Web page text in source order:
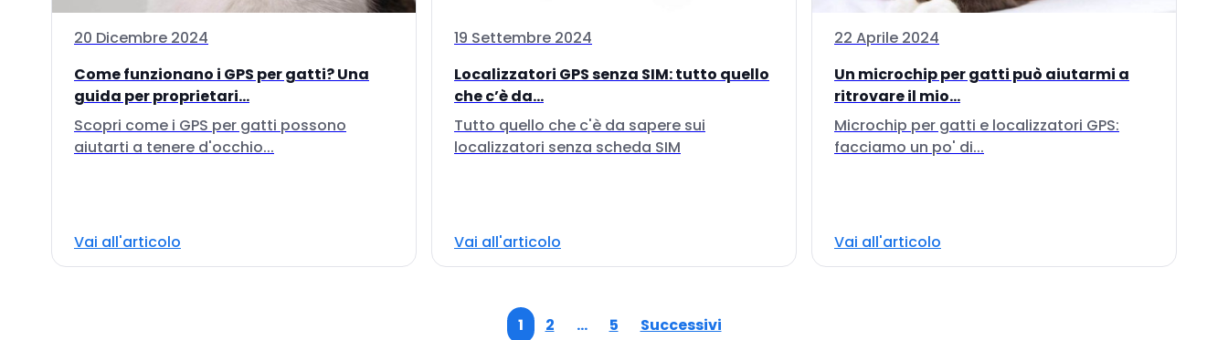
20 Dicembre 2024
Come funzionano i GPS per gatti? Una
guida per proprietari...
Scopri come i GPS per gatti possono
aiutarti a tenere d'occhio...
Vai all'articolo
19 Settembre 2024
Localizzatori GPS senza SIM: tutto quello
che c’è da...
Tutto quello che c'è da sapere sui
localizzatori senza scheda SIM
Vai all'articolo
22 Aprile 2024
Un microchip per gatti può aiutarmi a
ritrovare il mio...
Microchip per gatti e localizzatori GPS:
facciamo un po' di...
Vai all'articolo
1 2 … 5 Successivi